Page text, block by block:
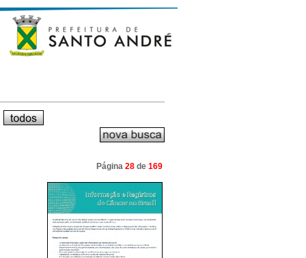
Página 28 de 169